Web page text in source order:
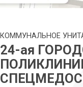
КОММУНАЛЬНОЕ
24-ая